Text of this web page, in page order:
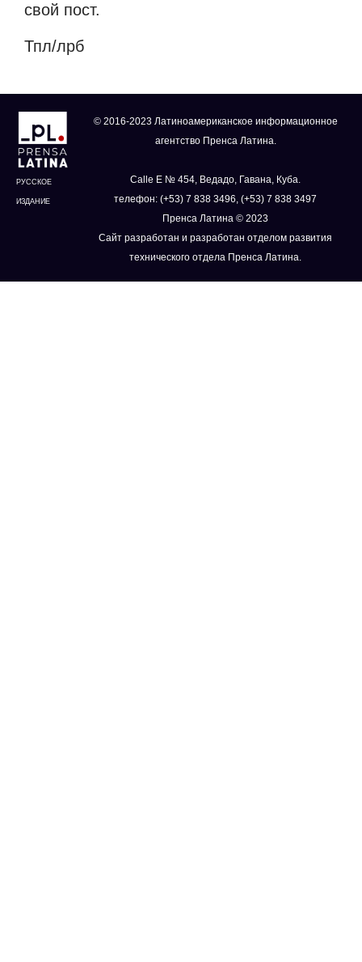
свой пост.
Тпл/лрб
РУССКОЕ
ИЗДАНИЕ
© 2016-2023 Латиноамериканское информационное
агентство Пренса Латина.
Calle E № 454, Ведадо, Гавана, Куба.
телефон: (+53) 7 838 3496, (+53) 7 838 3497
Пренса Латина © 2023
Сайт разработан и разработан отделом развития
технического отдела Пренса Латина.